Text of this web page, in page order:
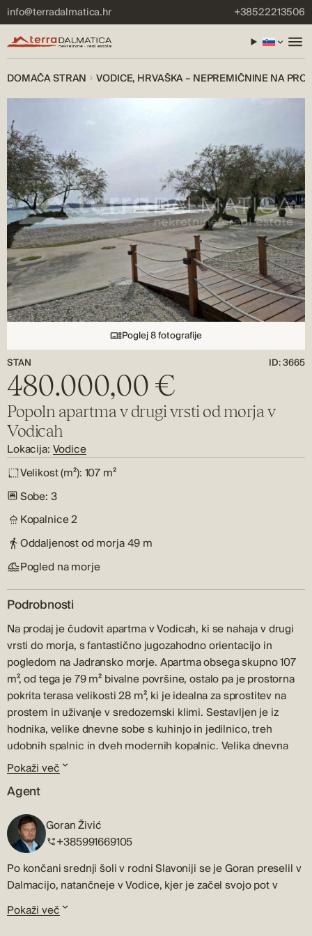
info@terradalmatica.hr +38522213506
DOMAČA STRAN VODICE, HRVAŠKA – NEPREMIČNINE NA
Poglej 8 fotografije
STAN
ID: 3665
480.000,00 €
Popoln apartma v drugi vrsti od morja v
Vodicah
Lokacija: Vodice
Velikost (m²): 107 m²
Sobe: 3
Kopalnice2
Oddaljenost od morja49 m
Pogled na morje
Podrobnosti
Na prodaj je čudovit apartma v Vodicah, ki se nahaja v drugi
vrsti do morja, s fantastično jugozahodno orientacijo in
pogledom na Jadransko morje. Apartma obsega skupno 107
m², od tega je 79 m² bivalne površine, ostalo pa je prostorna
pokrita terasa velikosti 28 m², ki je idealna za sprostitev na
prostem in uživanje v sredozemski klimi. Sestavljen je iz
hodnika, velike dnevne sobe s kuhinjo in jedilnico, treh
udobnih spalnic in dveh modernih kopalnic. Velika dnevna
soba je povezana s kuhinjo in jedilnico, kar ustvarja popoln
prostor za družino in prijatelje, medtem ko tri spalnice nudijo
udoben in zaseben prostor za sprostitev. Kopalnice so
opremljene z vrhunsko sanitarno keramiko in modernimi
detajli. Stanovanje je opremljeno z vrhunskimi materiali in
sodobno opremo, ki zagotavlja dolgo življenjsko dobo in
udobje. Po celotnem stanovanju so nameščeni komarniki, ki
omogočajo svež zrak brez skrbi za mrčes, električni roloji v
vseh prostorih pa omogočajo enostavno kontrolo svetlobe in
zasebnosti. Talno ogrevanje v kopalnici, dnevni sobi in
Pokaži več
Agent
Goran Živić
+385991669105
Po končani srednji šoli v rodni Slavoniji se je Goran preselil v
Dalmacijo, natančneje v Vodice, kjer je začel svojo pot v
svetu prodaje in posredovanja pri nakupu in prodaji
nepremičnin – pot, ki traja že več kot 20 let.
Pokaži več